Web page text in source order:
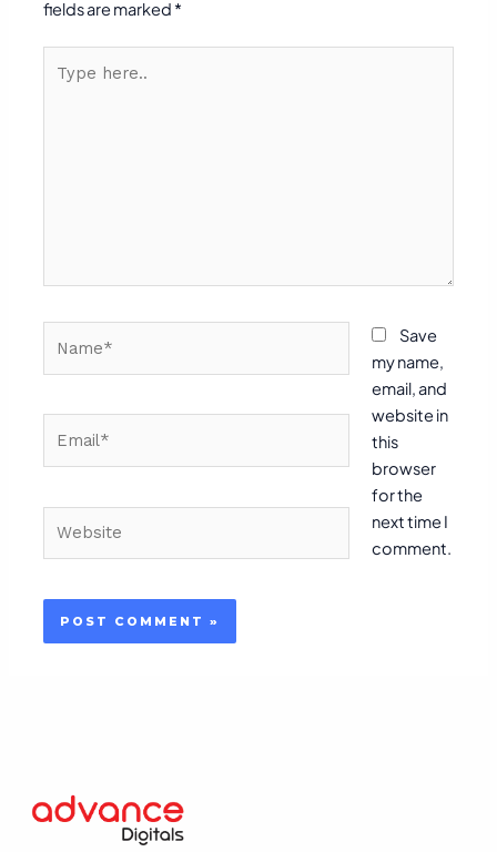
fields are marked *
here..
Save
my name,
email, and
website in
this
browser
for the
next time I
comment.